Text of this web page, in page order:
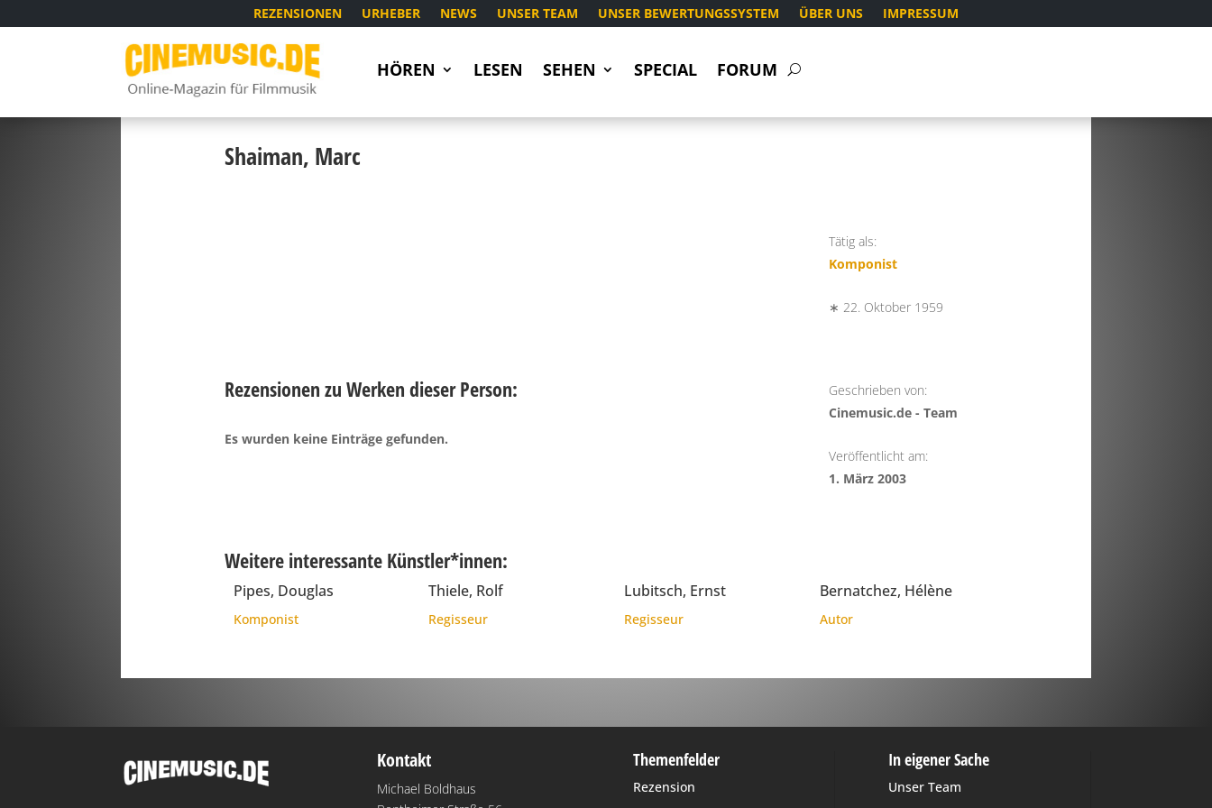
REZENSIONEN URHEBER NEWS UNSER TEAM UNSER BEWERTUNGSSYSTEM ÜBER UNS IMPRESSUM
HÖREN LESEN SEHEN SPECIAL FORUM
Shaiman, Marc
Tätig als:
Komponist
∗ 22. Oktober 1959
Rezensionen zu Werken dieser Person:
Es wurden keine Einträge gefunden.
Geschrieben von:
Cinemusic.de - Team
Veröffentlicht am:
1. März 2003
Weitere interessante Künstler*innen:
Pipes, Douglas
Komponist
Thiele, Rolf
Regisseur
Lubitsch, Ernst
Regisseur
Bernatchez, Hélène
Autor
Kontakt
Michael Boldhaus
Themenfelder
Rezension
In eigener Sache
Unser Team